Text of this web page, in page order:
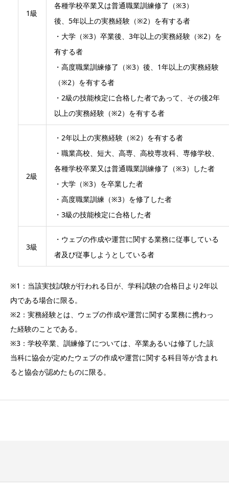
1級
各種学校卒業又は普通職業訓練修了（※3）
後、5年以上の実務経験（※2）を有する者
・大学（※3）卒業後、3年以上の実務経験（※2）を
有する者
・高度職業訓練修了（※3）後、1年以上の実務経験
（※2）を有する者
・2級の技能検定に合格した者であって、その後2年
以上の実務経験（※2）を有する者
2級
・2年以上の実務経験（※2）を有する者
・職業高校、短大、高専、高校専攻科、専修学校、
各種学校卒業又は普通職業訓練修了（※3）した者
・大学（※3）を卒業した者
・高度職業訓練（※3）を修了した者
・3級の技能検定に合格した者
3級
・ウェブの作成や運営に関する業務に従事している
者及び従事しようとしている者
※1：当該実技試験が行われる日が、学科試験の合格日より2年以
内である場合に限る。
※2：実務経験とは、ウェブの作成や運営に関する業務に携わっ
た経験のことである。
※3：学校卒業、訓練修了については、卒業あるいは修了した該
当科に協会が定めたウェブの作成や運営に関する科目等が含まれ
ると協会が認めたものに限る。